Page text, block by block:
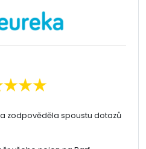
zodpověděla spoustu dotazů